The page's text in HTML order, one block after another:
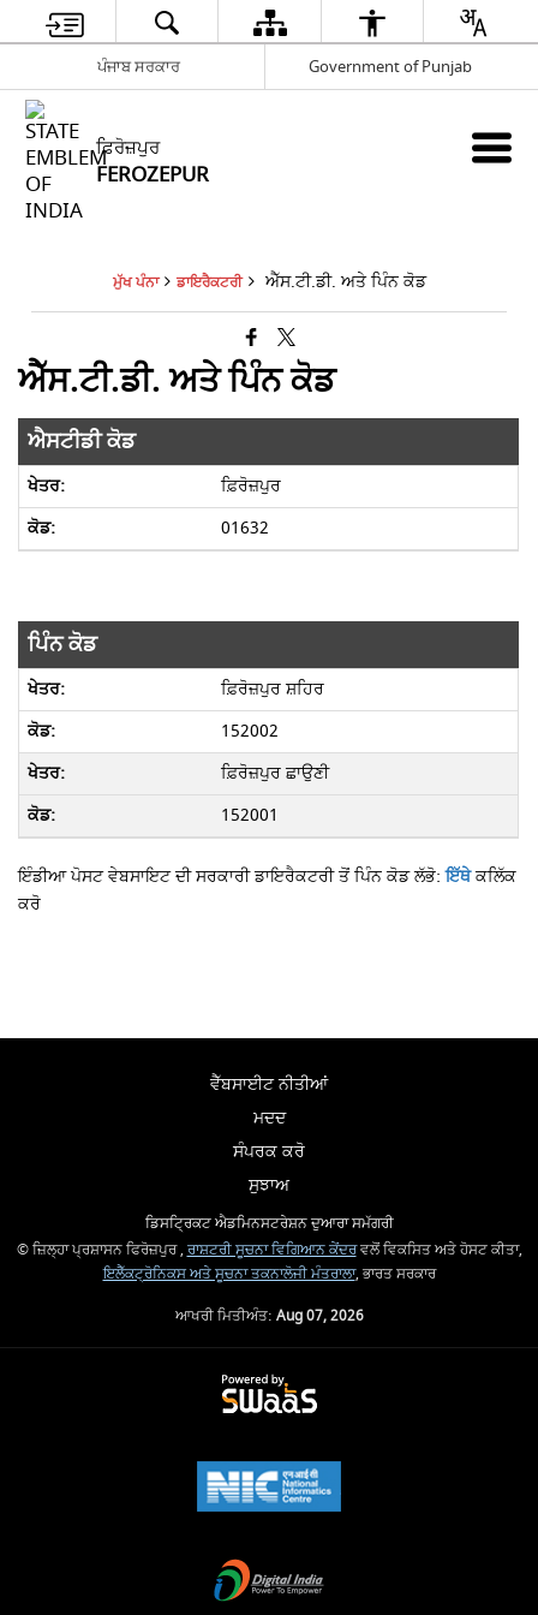
ਪੰਜਾਬ ਸਰਕਾਰ Government of Punjab
ਫ਼ਿਰੋਜ਼ਪੁਰ
FEROZEPUR
ਮੁੱਖ ਪੰਨਾ ਡਾਇਰੈਕਟਰੀ ਐੱਸ.ਟੀ.ਡੀ. ਅਤੇ ਪਿੰਨ ਕੋਡ
ਐੱਸ.ਟੀ.ਡੀ. ਅਤੇ ਪਿੰਨ ਕੋਡ
ਐਸਟੀਡੀ ਕੋਡ
ਫ਼ਿਰੋਜ਼ਪੁਰ
01632
ਪਿੰਨ ਕੋਡ
ਫ਼ਿਰੋਜ਼ਪੁਰ ਸ਼ਹਿਰ
152002
ਫ਼ਿਰੋਜ਼ਪੁਰ ਛਾਉਣੀ
152001
ਇੰਡੀਆ ਪੋਸਟ ਵੇਬਸਾਇਟ ਦੀ ਸਰਕਾਰੀ ਡਾਇਰੈਕਟਰੀ ਤੋਂ ਪਿੰਨ ਕੋਡ ਲੱਭੋ:ਇੱਥੇਕਲਿੱਕ
ਕਰੋ
ਵੈੱਬਸਾਈਟ ਨੀਤੀਆਂ
ਮਦਦ
ਸੰਪਰਕ ਕਰੋ
ਸੁਝਾਅ
ਡਿਸਟ੍ਰਿਕਟ ਐਡਮਿਨਸਟਰੇਸ਼ਨ ਦੁਆਰਾ ਸਮੱਗਰੀ
© ਜ਼ਿਲ੍ਹਾ ਪ੍ਰਸ਼ਾਸਨ ਫਿਰੋਜ਼ਪੁਰ , ਰਾਸ਼ਟਰੀ ਸੂਚਨਾ ਵਿਗਿਆਨ ਕੇਂਦਰਵਲੋਂ ਵਿਕਸਿਤ ਅਤੇ ਹੋਸਟ ਕੀਤਾ,
ਇਲੈੱਕਟ੍ਰੋਨਿਕਸ ਅਤੇ ਸੂਚਨਾ ਤਕਨਾਲੋਜੀ ਮੰਤਰਾਲਾ, ਭਾਰਤ ਸਰਕਾਰ
ਆਖਰੀ ਮਿਤੀਅੰਤ: Aug 07, 2026